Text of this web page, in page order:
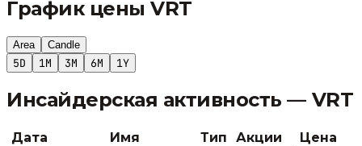
График ценыVRT
Area Candle
5D 1M 3M 6M 1Y
Инсайдерская активность — VRT
Дата Имя Тип Акции Цена